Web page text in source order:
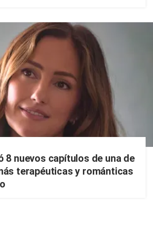
8 nuevos capítulos de una de
terapéuticas y románticas